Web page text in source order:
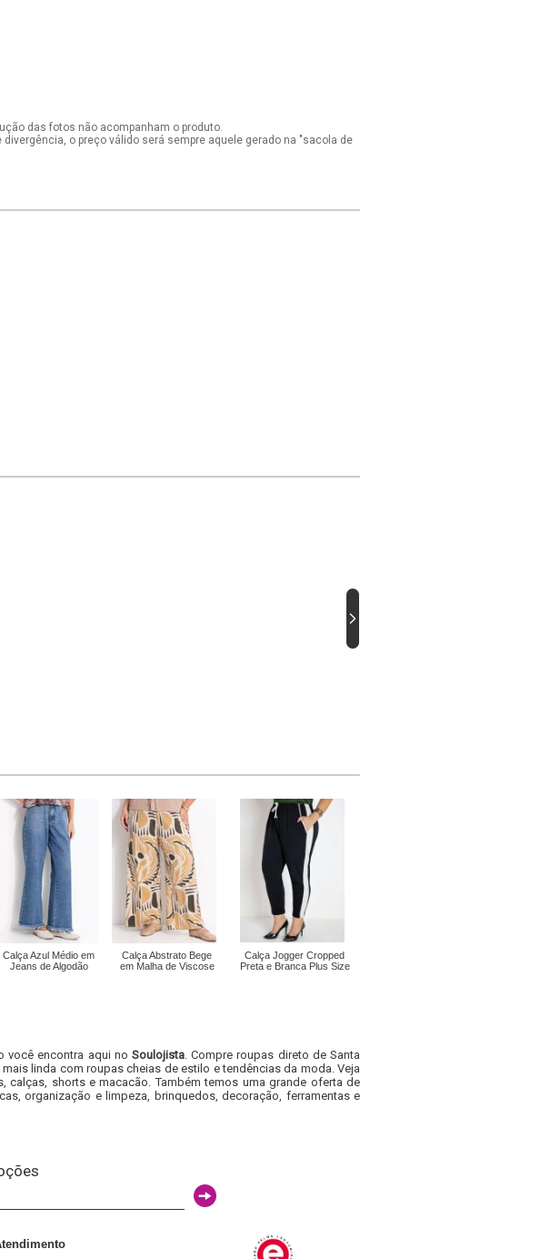
das fotos não acompanham o produto.
o preço válido será sempre aquele gerado na "sacola de
Calça Azul Médio em
Jeans de Algodão
Calça Abstrato Bege
em Malha de Viscose
Calça Jogger Cropped
Preta e Branca Plus Size
você encontra aqui no Soulojista. Compre roupas direto de Santa
linda com roupas cheias de estilo e tendências da moda. Veja
shorts e macacão. Também temos uma grande oferta de
organização e limpeza, brinquedos, decoração, ferramentas e